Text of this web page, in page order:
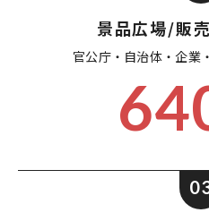
景品広場/販
官公庁・自治体・企業